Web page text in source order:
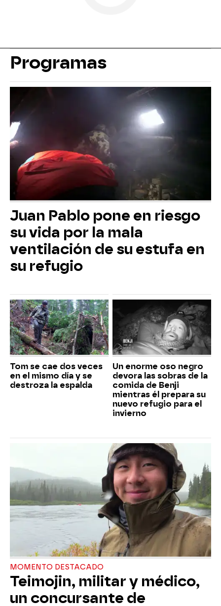
Programas
Juan Pablo pone en riesgo
su vida por la mala
ventilación de su estufa en
su refugio
Tom se cae dos veces
en el mismo día y se
destroza la espalda
Un enorme oso negro
devora las sobras de la
comida de Benji
mientras él prepara su
nuevo refugio para el
invierno
MOMENTO DESTACADO
Teimojin, militar y médico,
un concursante de